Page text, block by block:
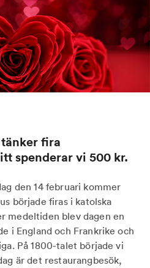
fira
spenderar vi 500 kr.
den 14 februari kommer
började firas i katolska
medeltiden blev dagen en
i England och Frankrike och
På 1800-talet började vi
är det restaurangbesök,